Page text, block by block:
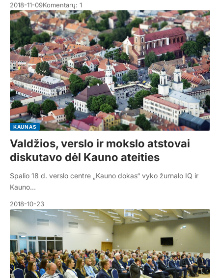
2018-11-09Komentarų: 1
KAUNAS
Valdžios, verslo ir mokslo atstovai
diskutavo dėl Kauno ateities
Spalio 18 d. verslo centre „Kauno dokas“ vyko žurnalo IQ ir
Kauno…
2018-10-23